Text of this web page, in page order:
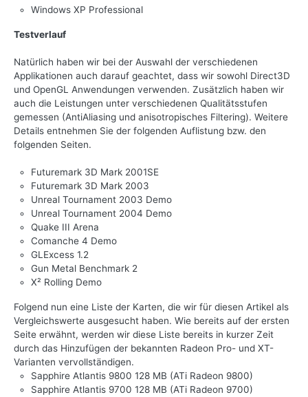
Windows XP Professional
Testverlauf
Natürlich haben wir bei der Auswahl der verschiedenen
Applikationen auch darauf geachtet, dass wir sowohl Direct3D
und OpenGL Anwendungen verwenden. Zusätzlich haben wir
auch die Leistungen unter verschiedenen Qualitätsstufen
gemessen (AntiAliasing und anisotropisches Filtering). Weitere
Details entnehmen Sie der folgenden Auflistung bzw. den
folgenden Seiten.
Futuremark 3D Mark 2001SE
Futuremark 3D Mark 2003
Unreal Tournament 2003 Demo
Unreal Tournament 2004 Demo
Quake III Arena
Comanche 4 Demo
GLExcess 1.2
Gun Metal Benchmark 2
X² Rolling Demo
Folgend nun eine Liste der Karten, die wir für diesen Artikel als
Vergleichswerte ausgesucht haben. Wie bereits auf der ersten
Seite erwähnt, werden wir diese Liste bereits in kurzer Zeit
durch das Hinzufügen der bekannten Radeon Pro- und XT-
Varianten vervollständigen.
Sapphire Atlantis 9800 128 MB (ATi Radeon 9800)
Sapphire Atlantis 9700 128 MB (ATi Radeon 9700)